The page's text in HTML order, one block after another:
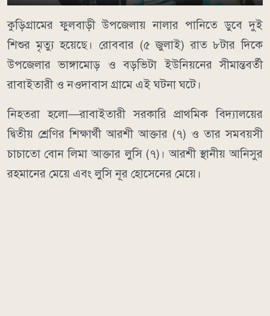
কুড়িগ্রামের ফুলবাড়ী উপজেলায় নালার পানিতে ডুবে দুই
শিশুর মৃত্যু হয়েছে। রোববার (৫ জুলাই) রাত ৮টার দিকে
উপজেলার ভাঙ্গামোড় ও বড়ভিটা ইউনিয়নের সীমান্তবর্তী
রাবাইতারী ও নওদাবাস গ্রামে এই ঘটনা ঘটে।
নিহতরা হলো—রাবাইতারী সরকারি প্রাথমিক বিদ্যালয়ের
দ্বিতীয় শ্রেণির শিক্ষার্থী আরশী আক্তার (৭) ও তার সমবয়সী
চাচাতো বোন লিমা আক্তার লুসি (৭)। আরশী স্থানীয় আনিসুর
রহমানের মেয়ে এবং লুসি নূর হোসেনের মেয়ে।